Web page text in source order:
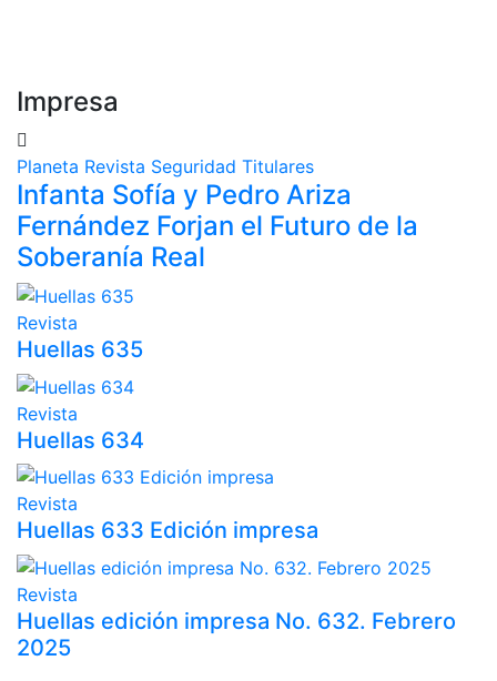
Impresa
Planeta Revista Seguridad Titulares
Infanta Sofía y Pedro Ariza
Fernández Forjan el Futuro de la
Soberanía Real
Revista
Huellas 635
Revista
Huellas 634
Revista
Huellas 633 Edición impresa
Revista
Huellas edición impresa No. 632. Febrero
2025